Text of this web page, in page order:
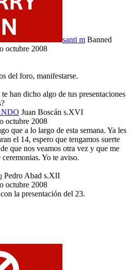
santi m Banned
octubre 2008
del foro, manifestarse.
han dicho algo de tus presentaciones
Juan Boscán s.XVI
octubre 2008
que a lo largo de esta semana. Ya les
el 14, espero que tengamos suerte
que nos veamos otra vez y que me
ceremonias. Yo te aviso.
Pedro Abad s.XII
octubre 2008
la presentación del 23.